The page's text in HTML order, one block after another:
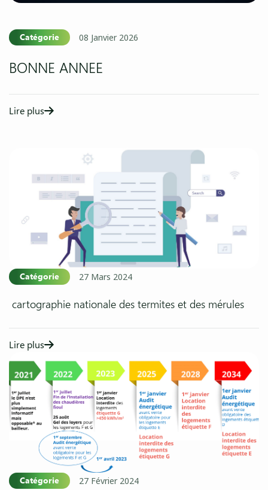
Catégorie 08 Janvier 2026
BONNE ANNEE
Lire plus
Catégorie 27 Mars 2024
cartographie nationale des termites et des mérules
Lire plus
Catégorie 27 Février 2024